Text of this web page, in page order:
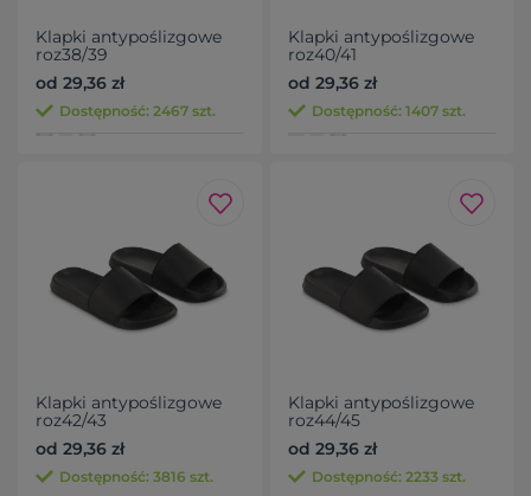
Klapki antypoślizgowe
roz38/39
od 29,36 zł
Dostępność: 2467 szt.
Klapki antypoślizgowe
roz40/41
od 29,36 zł
Dostępność: 1407 szt.
Klapki antypoślizgowe
roz42/43
od 29,36 zł
Dostępność: 3816 szt.
Klapki antypoślizgowe
roz44/45
od 29,36 zł
Dostępność: 2233 szt.